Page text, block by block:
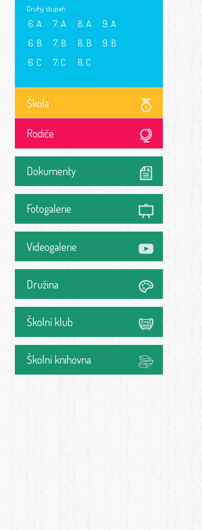
Druhý stupeň
6. A
6. B
6. C
7. A
7. B
7. C
8. A
8. B
8. C
9. A
9. B
Škola
Rodiče
Dokumenty
Fotogalerie
Videogalerie
Družina
Školní klub
Školní knihovna